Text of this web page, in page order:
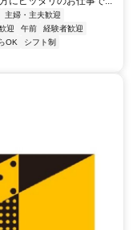
主婦・主夫歓迎
迎 午前
経験者歓迎
OK
シフト制